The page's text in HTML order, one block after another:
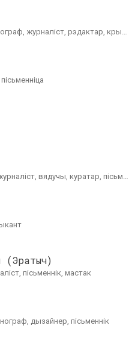
журналіст, рэдактар,
вядучы, куратар,
музыкант
(Эратыч)
пісьменнік, мастак
дызайнер, пісьменнік